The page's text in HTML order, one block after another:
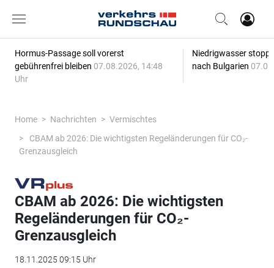
Hormus-Passage soll vorerst
gebührenfrei bleiben 07.08.2026, 14:48
Uhr
Niedrigwasser
nach Bulgarien
Home Nachrichten
Vermischtes
CBAM ab 2026: Die wichtigsten Regeländerungen für CO₂-
Grenzausgleich
CBAM ab 2026: Die wichtigsten
Regeländerungen für CO₂-
Grenzausgleich
18.11.2025 09:15 Uhr